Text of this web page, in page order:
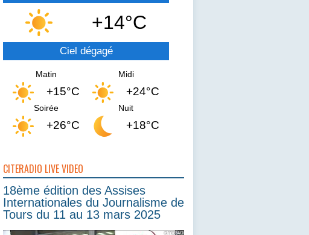
+14°C
Ciel dégagé
Matin
+15°C
Midi
+24°C
Soirée
+26°C
Nuit
+18°C
CITERADIO LIVE VIDEO
18ème édition des Assises
Internationales du Journalisme de
Tours du 11 au 13 mars 2025